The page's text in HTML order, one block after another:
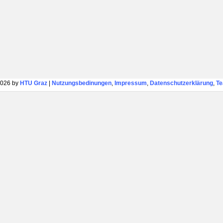
by HTU Graz| Nutzungsbedinungen, Impressum, Datenschutzerklärung,